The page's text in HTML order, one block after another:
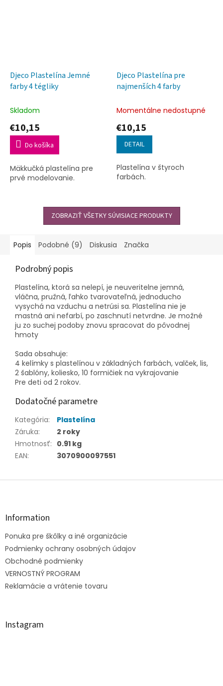
Djeco Plastelína Jemné
farby 4 tégliky
Skladom
€10,15
Do košíka
Mäkkučká plastelína pre
prvé modelovanie.
Djeco Plastelína pre
najmenších 4 farby
Momentálne nedostupné
€10,15
DETAIL
Plastelína v štyroch
farbách.
ZOBRAZIŤ VŠETKY SÚVISIACE PRODUKTY
Popis Podobné (9) Diskusia Značka
Podrobný popis
Plastelína, ktorá sa nelepí, je neuveritelne jemná,
vláčna, pružná, ľahko tvarovateľná, jednoducho
vysychá na vzduchu a netrúsi sa. Plastelína nie je
mastná ani nefarbí, po zaschnutí netvrdne. Je možné
ju zo suchej podoby znovu spracovat do pôvodnej
hmoty
Sada obsahuje:
4 kelímky s plastelínou v základných farbách, valček, lis,
2 šablóny, koliesko, 10 formičiek na vykrajovanie
Pre deti od 2 rokov.
Dodatočné parametre
Kategória:
Plastelína
Záruka:
2 roky
Hmotnosť: 0.91 kg
EAN: 3070900097551
Z
Information
Ponuka pre škôlky a iné organizácie
Podmienky ochrany osobných údajov
Obchodné podmienky
VERNOSTNÝ PROGRAM
Reklamácie a vrátenie tovaru
Instagram